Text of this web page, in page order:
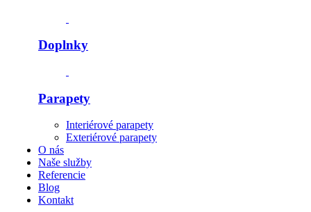
Doplnky
Parapety
Interiérové parapety
Exteriérové parapety
O nás
Naše služby
Referencie
Blog
Kontakt